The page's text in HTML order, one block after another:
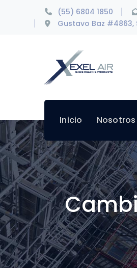
(55) 6804 1850
Gustavo Baz #4863,
Inicio Nosotros